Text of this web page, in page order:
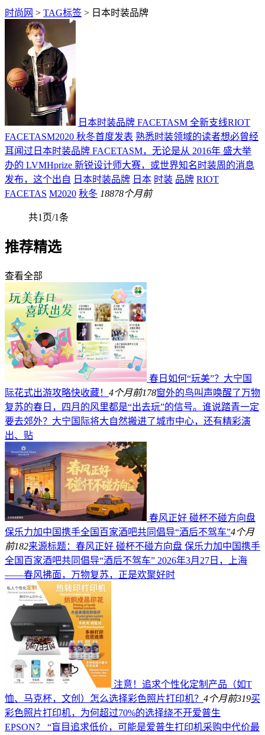
时尚网 > TAG标签 > 日本时装品牌
日本时装品牌 FACETASM 全新支线RIOT
FACETASM2020 秋冬首度发表 熟悉时装领域的读者想必曾经
耳闻过日本时装品牌 FACETASM，无论是从 2016年 盛大举
办的 LVMHprize 新锐设计师大赛，或世界知名时装周的消息
发布，这个出自 日本时装品牌 日本 时装 品牌 RIOT
FACETAS M2020 秋冬 18878个月前
共1页/1条
推荐精选
查看全部
春日如何“玩美”？大宁国
际花式出游攻略快收藏！ 4个月前178窗外的鸟叫声唤醒了万物
复苏的春日，四月的风里都是“出去玩”的信号。谁说踏青一定
要去郊外？大宁国际将大自然搬进了城市中心，还有精彩演
出、贴
春风正好 碰杯不碰方向盘
保乐力加中国携手全国百家酒吧共同倡导“酒后不驾车”4个月
前182来源标题：春风正好 碰杯不碰方向盘 保乐力加中国携手
全国百家酒吧共同倡导“酒后不驾车” 2026年3月27日，上海
——春风拂面，万物复苏，正是欢聚好时
注意！追求个性化定制产品（如T
恤、马克杯，文创）怎么选择彩色照片打印机？ 4个月前319买
彩色照片打印机，为何超过70%的选择绕不开爱普生
EPSON？ “盲目追求低价，可能是爱普生打印机采购中代价最